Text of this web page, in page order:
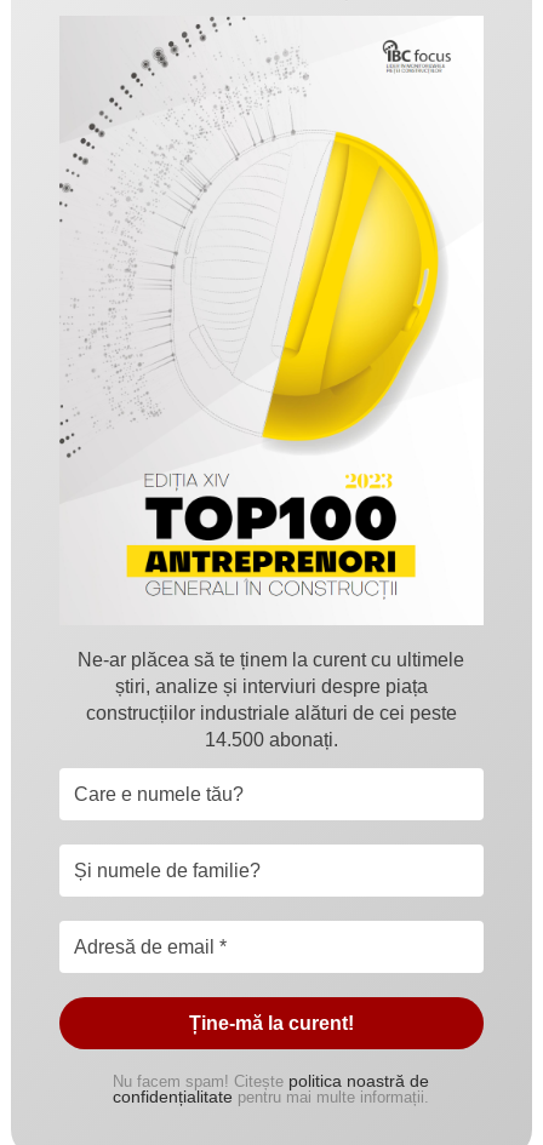
Ne-ar plăcea să te ținem la curent cu ultimele
știri, analize și interviuri despre piața
construcțiilor industriale alături de cei peste
14.500 abonați.
Nu facem spam! Citește politica noastră de
confidențialitate pentru mai multe informații.